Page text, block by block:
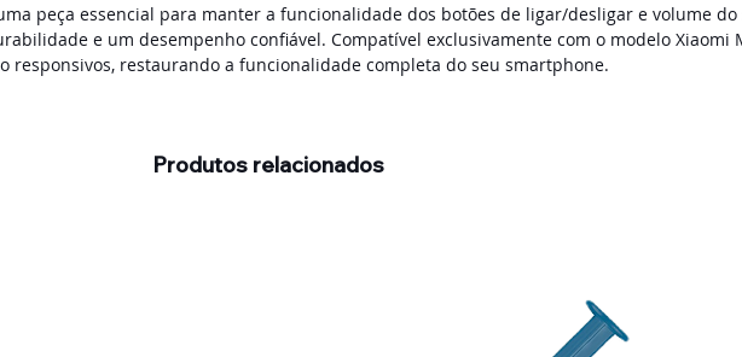
peça essencial para manter a funcionalidade dos botões de ligar/desligar e volume
e um desempenho confiável. Compatível exclusivamente com o modelo Xiaomi
responsivos, restaurando a funcionalidade completa do seu smartphone.
Produtos relacionados